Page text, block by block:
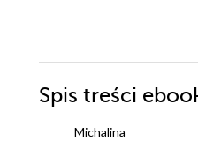
Spis treści
Michalina